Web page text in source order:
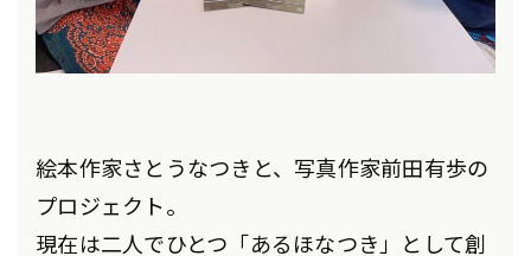
絵本作家さとうなつきと、写真作家前田有歩の
プロジェクト。
現在は二人でひとつ「あるほなつき」として創